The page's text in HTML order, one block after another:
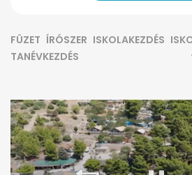
FÜZET ÍRÓSZER ISKOLAKEZDÉS
TANÉVKEZDÉS